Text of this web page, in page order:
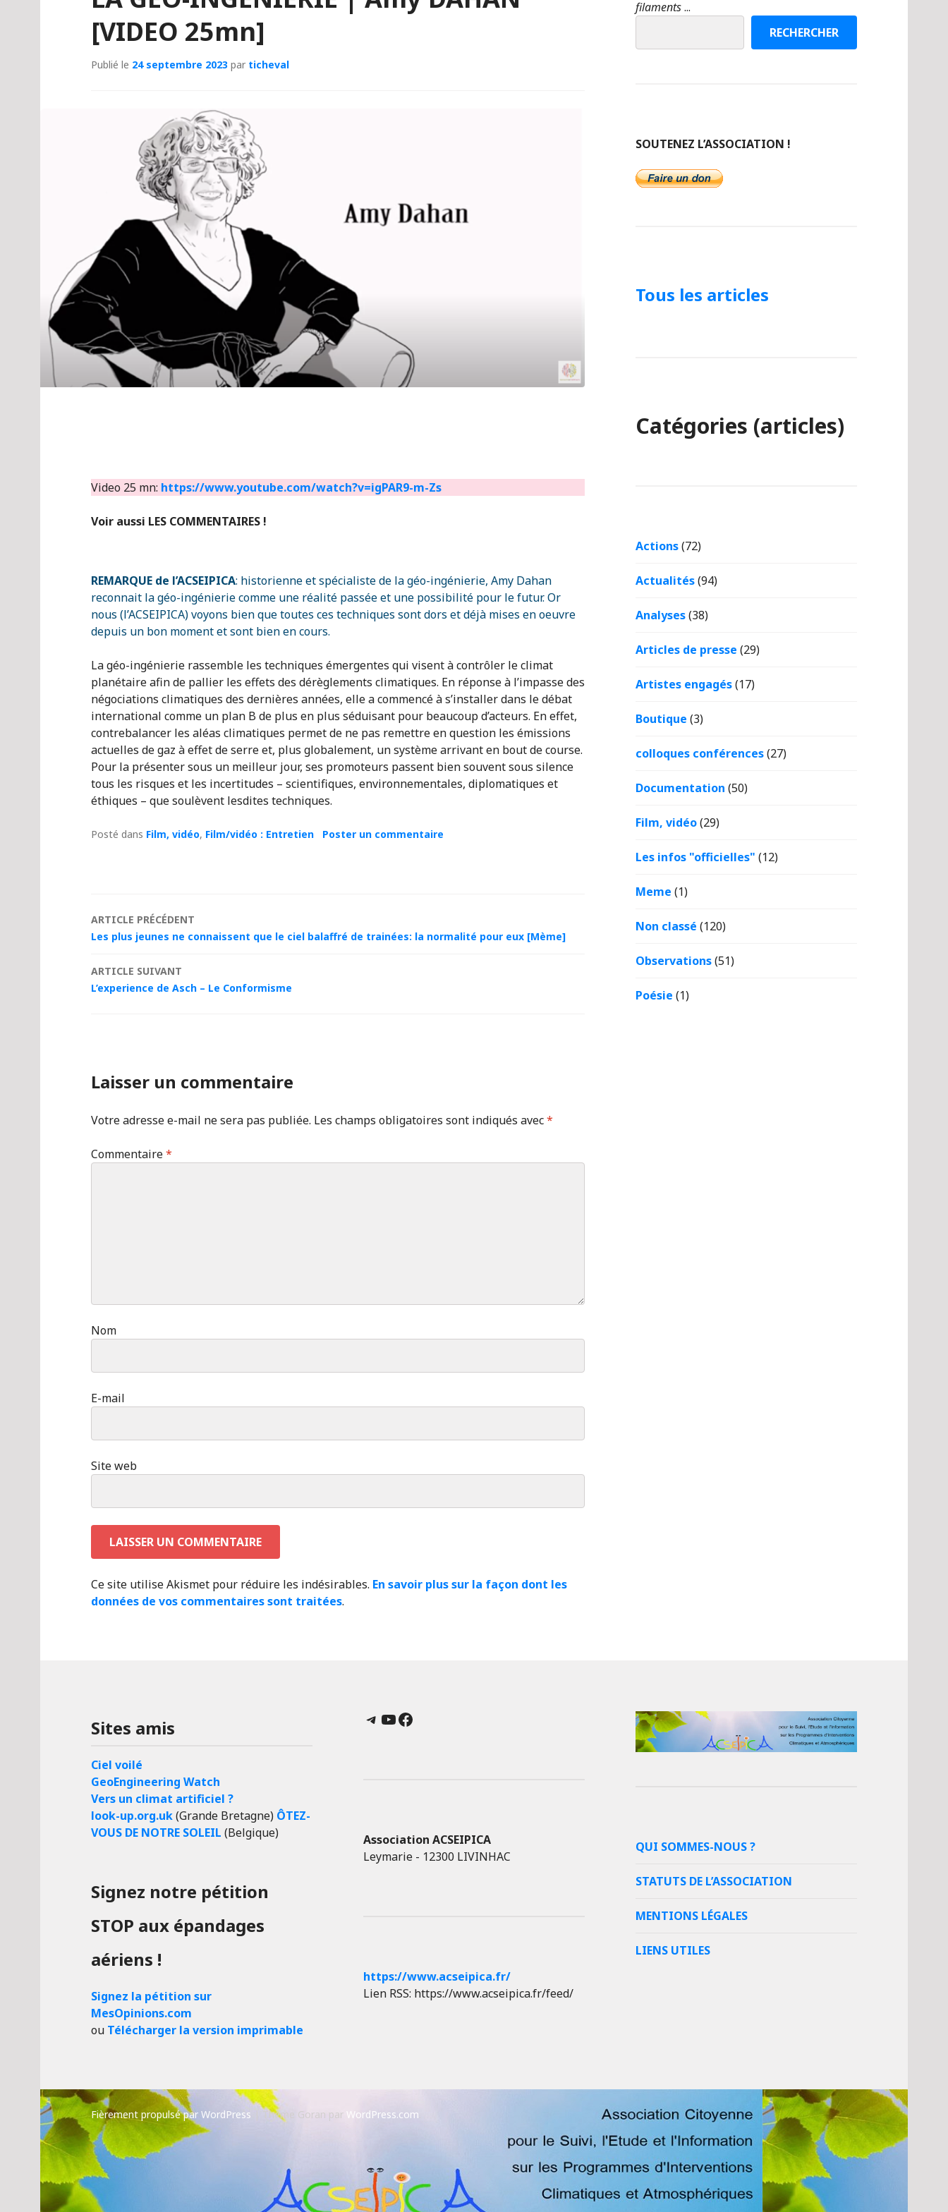
[VIDEO 25mn]
Publié le 24 septembre 2023 par ticheval
Video 25 mn: https://www.youtube.com/watch?v=igPAR9-m-Zs
Voir aussi LES COMMENTAIRES !
REMARQUE de l’ACSEIPICA: historienne et spécialiste de la géo-ingénierie, Amy Dahan
reconnait la géo-ingénierie comme une réalité passée et une possibilité pour le futur. Or
nous (l’ACSEIPICA) voyons bien que toutes ces techniques sont dors et déjà mises en oeuvre
depuis un bon moment et sont bien en cours.
La géo-ingénierie rassemble les techniques émergentes qui visent à contrôler le climat
planétaire afin de pallier les effets des dérèglements climatiques. En réponse à l’impasse des
négociations climatiques des dernières années, elle a commencé à s’installer dans le débat
international comme un plan B de plus en plus séduisant pour beaucoup d’acteurs. En effet,
contrebalancer les aléas climatiques permet de ne pas remettre en question les émissions
actuelles de gaz à effet de serre et, plus globalement, un système arrivant en bout de course.
Pour la présenter sous un meilleur jour, ses promoteurs passent bien souvent sous silence
tous les risques et les incertitudes – scientifiques, environnementales, diplomatiques et
éthiques – que soulèvent lesdites techniques.
Posté dans Film, vidéo, Film/vidéo : Entretien Poster un commentaire
Navigation
articles
ARTICLE PRÉCÉDENT
Les plus jeunes ne connaissent que le ciel balaffré de trainées: la normalité pour eux [Mème]
ARTICLE SUIVANT
L’experience de Asch – Le Conformisme
Laisser un commentaire
Votre adresse e-mail ne sera pas publiée. Les champs obligatoires sont indiqués avec*
Commentaire*
Nom
E-mail
Site web
Ce site utilise Akismet pour réduire les indésirables. En savoir plus sur la façon dont les
données de vos commentaires sont traitées.
filaments...
RECHERCHER
SOUTENEZ L’ASSOCIATION !
Tous les articles
Catégories (articles)
Actions(72)
Actualités(94)
Analyses(38)
Articles de presse (29)
Artistes engagés(17)
Boutique (3)
colloques conférences(27)
Documentation (50)
Film, vidéo(29)
Les infos "officielles" (12)
Meme (1)
Non classé (120)
Observations(51)
Poésie (1)
Sites amis
Ciel voilé
GeoEngineering Watch
Vers un climat artificiel ?
look-up.org.uk(Grande Bretagne) ÔTEZ-
VOUS DE NOTRE SOLEIL (Belgique)
Signez notre pétition
STOP aux épandages
aériens !
Signez la pétition sur
MesOpinions.com
ou Télécharger la version imprimable
Telegram
YouTube
Facebook
Association ACSEIPICA
Leymarie - 12300 LIVINHAC
https://www.acseipica.fr/
Lien RSS: https://www.acseipica.fr/feed/
QUI SOMMES-NOUS ?
STATUTS DE L’ASSOCIATION
MENTIONS LÉGALES
LIENS UTILES
Fièrement propulsé par WordPress Thème Goran par WordPress.com